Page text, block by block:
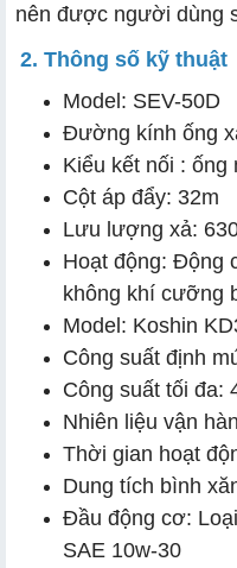
nên được người dùng
2. Thông số kỹ thuật
Model: SEV-50D
Đường kính ống
Kiểu kết nối : ống
Cột áp đẩy: 32m
Lưu lượng xả:
Hoạt động: Động
không khí cưỡng
Model: Koshin
Công suất định
Công suất tối đa:
Nhiên liệu vận
Thời gian hoạt
Dung tích bình
Đầu động cơ:
SAE 10w-30